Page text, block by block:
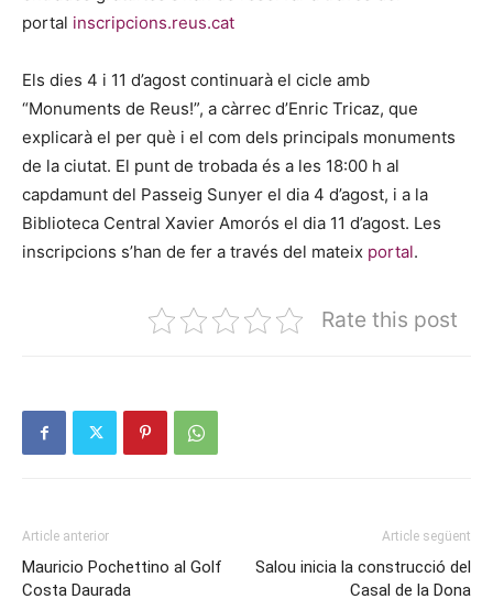
portal inscripcions.reus.cat
Els dies 4 i 11 d’agost continuarà el cicle amb
“Monuments de Reus!”, a càrrec d’Enric Tricaz, que
explicarà el per què i el com dels principals monuments
de la ciutat. El punt de trobada és a les 18:00 h al
capdamunt del Passeig Sunyer el dia 4 d’agost, i a la
Biblioteca Central Xavier Amorós el dia 11 d’agost. Les
inscripcions s’han de fer a través del mateix portal.
Rate this post
Article anterior
Mauricio Pochettino al Golf
Costa Daurada
Article següent
Salou inicia la construcció del
Casal de la Dona